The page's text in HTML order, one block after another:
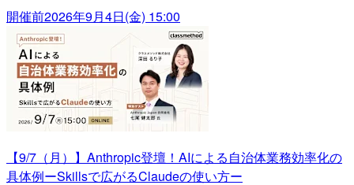
開催前2026年9月4日(金) 15:00
【9/7（月）】Anthropic登壇！AIによる自治体業務効率化の
具体例ーSkillsで広がるClaudeの使い方ー